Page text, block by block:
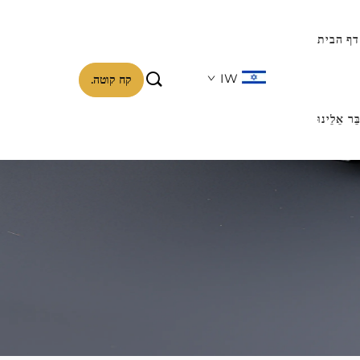
דף הבית
אֵלֵינוּ
IW
 קח קוטה.